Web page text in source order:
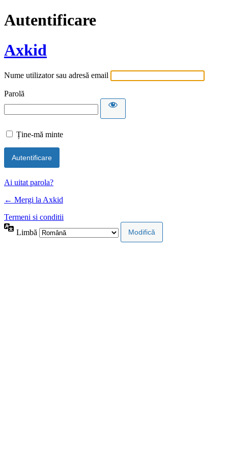
Autentificare
Axkid
Nume utilizator sau adresă email
Parolă
Ține-mă minte
Alternative:
Ai uitat parola?
← Mergi la Axkid
Termeni si conditii
Limbă